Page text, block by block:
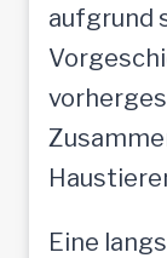
aufgrund
Eine